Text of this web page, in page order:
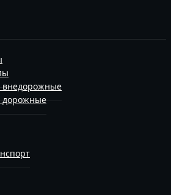
дорожные